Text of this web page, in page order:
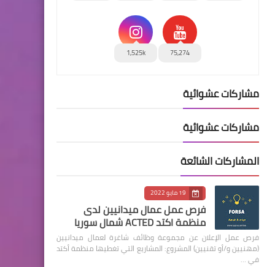
75,274
1,525k
مشاركات عشوائية
مشاركات عشوائية
المشاركات الشائعة
19 مايو 2022
فرص عمل عمال ميدانيين لدى
منظمة اكتد ACTED شمال سوريا
فرص عمل الإعلان عن مجموعة وظائف شاغرة لعمال ميدانيين
(مهنيين و/أو تقنيين) المشروع: المشاريع التي تغطيها منظمة أكتد
في …